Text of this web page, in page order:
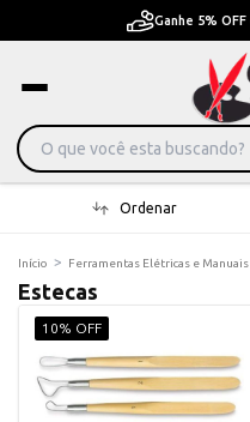
5% OFF com Pix à vista ou Boleto
Ordenar
Início > Ferramentas Elétricas e Manuais
Estecas
10% OFF